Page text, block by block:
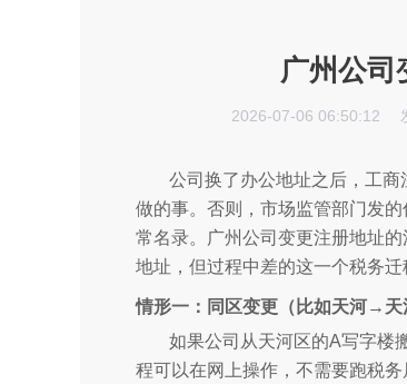
广州公司
2026-07-06 06:50:12
公司换了办公地址之后，工
做的事。否则，市场监管部门发
常名录。广州公司变更注册地址
地址，但过程中差的这一个税务
情形一：同区变更（比如天河→天
如果公司从天河区的A写字楼
程可以在网上操作，不需要跑税务